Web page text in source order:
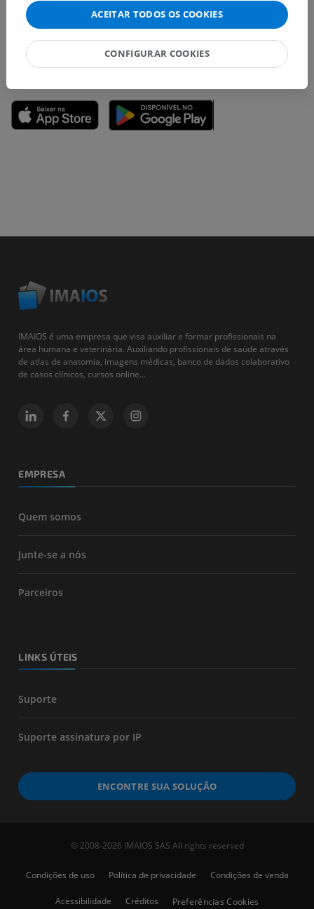
IMAIOS é uma empresa que visa auxiliar e formar profissionais na
área humana e veterinária. Auxiliando profissionais de saúde através
de atlas de anatomia, imagens médicas, banco de dados colaborativo
de casos clínicos, cursos online...
EMPRESA
Quem somos
Junte-se a nós
Parceiros
LINKS ÚTEIS
Suporte
Suporte assinatura por IP
ENCONTRE SUA SOLUÇÃO
© 2008-2026 IMAIOS SAS All rights reserved
Condições de uso Política de privacidade Condições de venda
Acessibilidade Créditos Preferências Cookies
ACEITAR TODOS OS COOKIES
CONFIGURAR COOKIES